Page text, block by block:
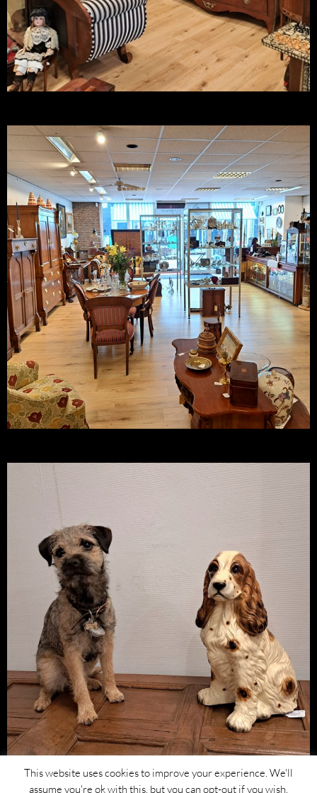
This website uses cookies to improve your experience. We'll
assume you're ok with this, but you can opt-out if you wish.